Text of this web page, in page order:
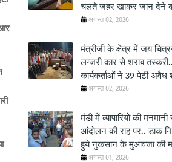
चलते जहर खाकर जान देने
अगस्त 02, 2026
मंत्रीजी के क्षेत्र में जय
लग्जरी कार से शराब
कार्यकर्ताओं ने 39 पेटी अवैध
अगस्त 02, 2026
मंडी में व्यापारियों की
आंदोलन की राह पर.. डाक
हुये नुकसान के मुआवजा की
अगस्त 01, 2026